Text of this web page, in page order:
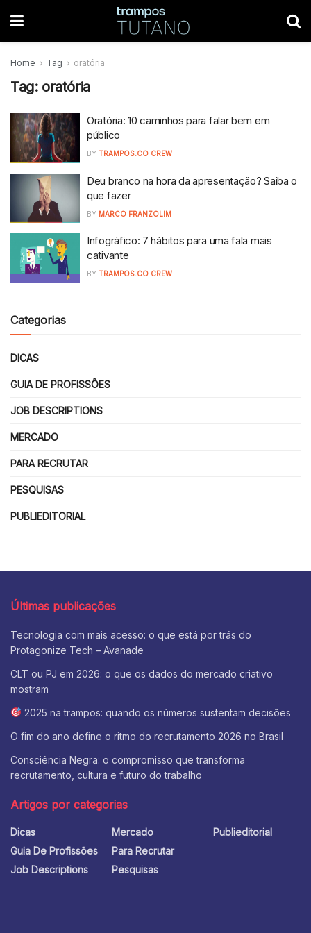
Home Tag oratória
Tag: oratória
Oratória: 10 caminhos para falar bem em
público
BY TRAMPOS.CO CREW
Deu branco na hora da apresentação? Saiba o
que fazer
BY MARCO FRANZOLIM
Infográfico: 7 hábitos para uma fala mais
cativante
BY TRAMPOS.CO CREW
Categorias
DICAS
GUIA DE PROFISSÕES
JOB DESCRIPTIONS
MERCADO
PARA RECRUTAR
PESQUISAS
PUBLIEDITORIAL
Últimas publicações
Tecnologia com mais acesso: o que está por trás do
Protagonize Tech – Avanade
CLT ou PJ em 2026: o que os dados do mercado criativo
mostram
2025 na trampos: quando os números sustentam decisões
O fim do ano define o ritmo do recrutamento 2026 no Brasil
Consciência Negra: o compromisso que transforma
recrutamento, cultura e futuro do trabalho
Artigos por categorias
Dicas
Guia De Profissões
Job Descriptions
Mercado
Para Recrutar
Pesquisas
Publieditorial